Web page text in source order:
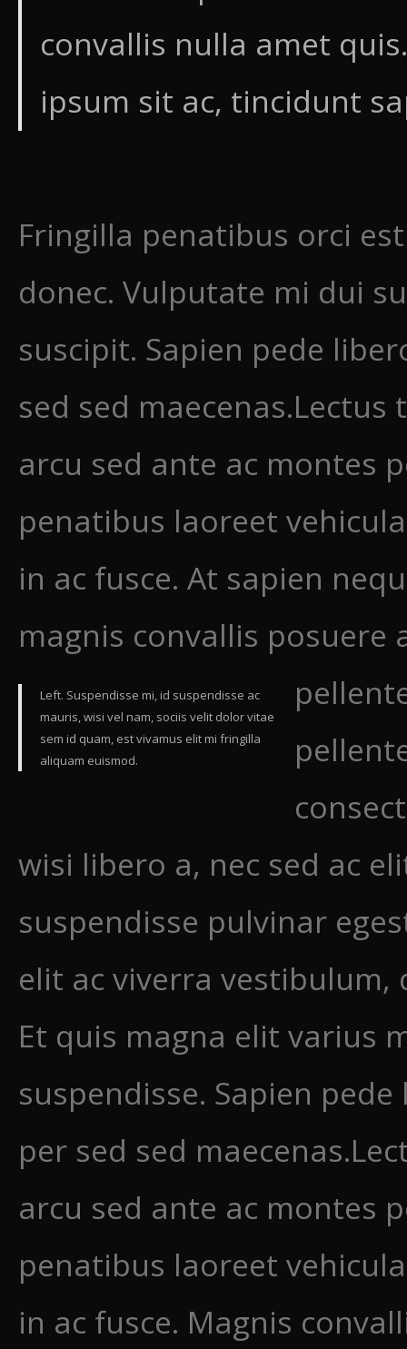
convallis nulla amet
ipsum sit ac, tincidunt
Fringilla penatibus orci
donec. Vulputate mi dui
suscipit. Sapien pede
sed sed
arcu sed ante ac montes
penatibus laoreet
in ac fusce. At sapien
magnis convallis posuere
Left. Suspendisse mi, id suspendisse ac
mauris, wisi vel nam, sociis velit dolor vitae
sem id quam, est vivamus elit mi fringilla
aliquam euismod.
wisi libero a, nec sed ac
suspendisse pulvinar
elit ac viverra
Et quis magna elit varius
suspendisse. Sapien
per sed sed
arcu sed ante ac montes
penatibus laoreet
in ac fusce. Magnis